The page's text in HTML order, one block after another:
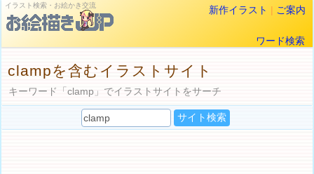
イラスト検索・お絵かき交流 新作イラスト | ご案内
ワード検索
clampを含むイラストサイト
キーワード「clamp」でイラストサイトをサーチ